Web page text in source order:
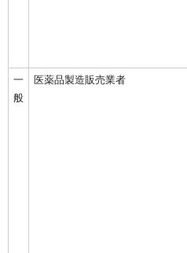
一
般
医薬品製造販売業者